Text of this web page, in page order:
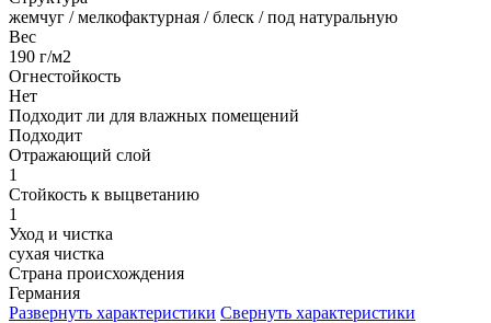
жемчуг / мелкофактурная / блеск / под натуральную
Вес
190 г/м2
Огнестойкость
Нет
Подходит ли для влажных помещений
Подходит
Отражающий слой
1
Стойкость к выцветанию
1
Уход и чистка
сухая чистка
Страна происхождения
Германия
Развернуть характеристики Свернуть характеристики